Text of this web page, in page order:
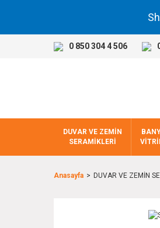
0 850 304 4 506
DUVAR VE ZEMİN
SERAMİKLERİ
Anasayfa DUVAR VE ZEMİN